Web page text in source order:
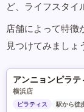
ど、ライフスタイ
店舗によって特徴
見つけてみましょ
アンニョンピラテ
横浜店
ピラティス
駅から徒